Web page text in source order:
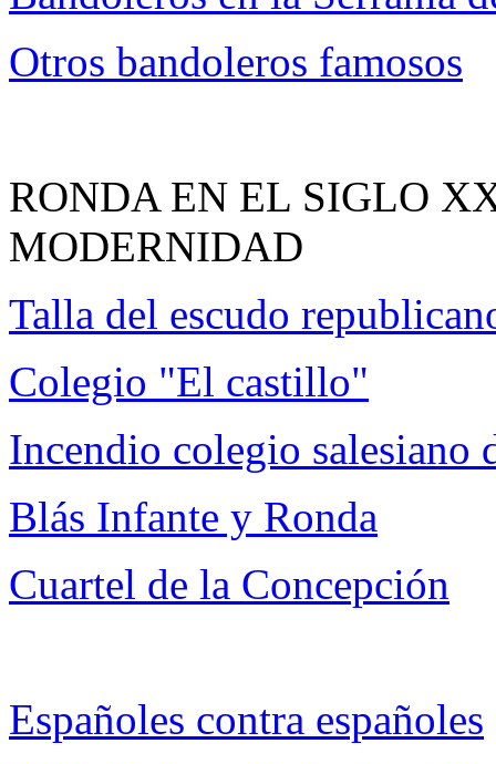
Otros bandoleros famosos
RONDA EN EL SIGLO
MODERNIDAD
Talla del escudo
Colegio "El castillo"
Incendio colegio salesiano
Blás Infante y Ronda
Cuartel de la Concepción
Españoles contra españoles